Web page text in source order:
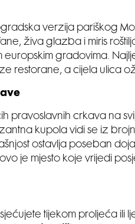
verzija pariškog
živa glazba i miris
europskim gradovima.
restorane, a cijela ulica
pravoslavnih crkava na
kupola vidi se iz
ostavlja poseban
je mjesto koje vrijedi
tijekom proljeća ili